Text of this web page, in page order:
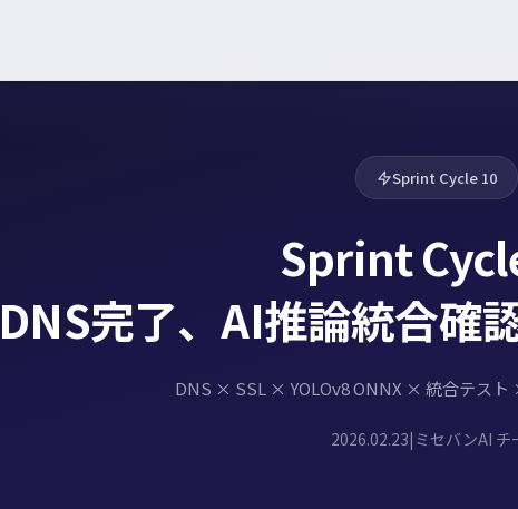
Sprint Cycle 10
Sprint
DNS完了、AI推論統合確
DNS × SSL × YOLOv8 ONNX × 統合テスト
2026.02.23| ミセバンAI チ